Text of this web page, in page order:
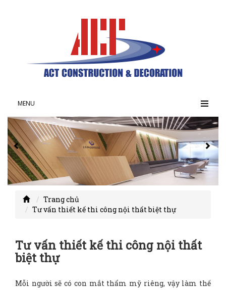
MENU
Trang chủ
Tư vấn thiết kế thi công nội thất biệt thự
Tư vấn thiết kế thi công nội thất
biệt thự
Mỗi người sẽ có con mắt thẩm mỹ riêng, vậy làm thế